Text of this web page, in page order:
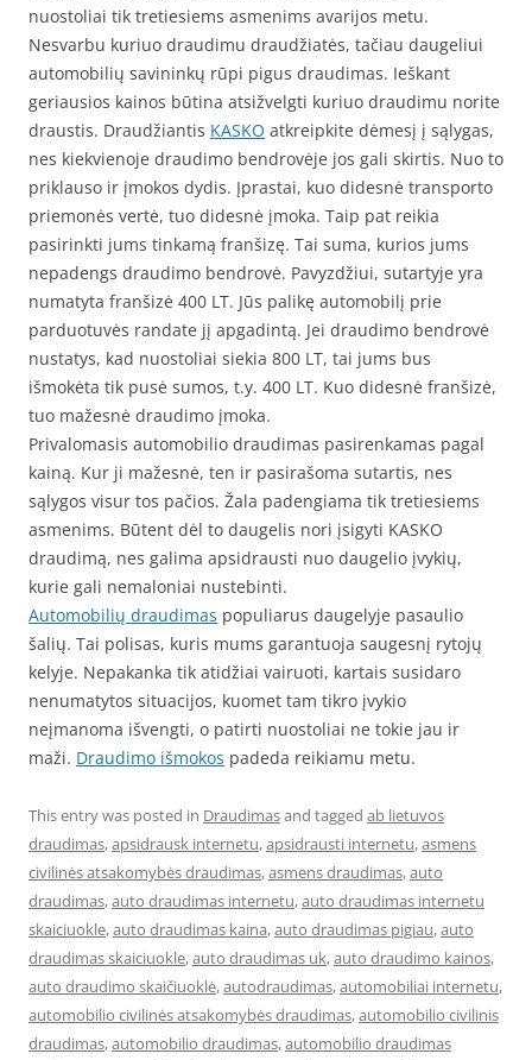
nuostoliai tik tretiesiems asmenims avarijos metu.
Nesvarbu kuriuo draudimu draudžiatės, tačiau daugeliui
automobilių savininkų rūpi pigus draudimas. Ieškant
geriausios kainos būtina atsižvelgti kuriuo draudimu norite
draustis. Draudžiantis KASKO atkreipkite dėmesį į sąlygas,
nes kiekvienoje draudimo bendrovėje jos gali skirtis. Nuo to
priklauso ir įmokos dydis. Įprastai, kuo didesnė transporto
priemonės vertė, tuo didesnė įmoka. Taip pat reikia
pasirinkti jums tinkamą franšizę. Tai suma, kurios jums
nepadengs draudimo bendrovė. Pavyzdžiui, sutartyje yra
numatyta franšizė 400 LT. Jūs palikę automobilį prie
parduotuvės randate jį apgadintą. Jei draudimo bendrovė
nustatys, kad nuostoliai siekia 800 LT, tai jums bus
išmokėta tik pusė sumos, t.y. 400 LT. Kuo didesnė franšizė,
tuo mažesnė draudimo įmoka.
Privalomasis automobilio draudimas pasirenkamas pagal
kainą. Kur ji mažesnė, ten ir pasirašoma sutartis, nes
sąlygos visur tos pačios. Žala padengiama tik tretiesiems
asmenims. Būtent dėl to daugelis nori įsigyti KASKO
draudimą, nes galima apsidrausti nuo daugelio įvykių,
kurie gali nemaloniai nustebinti.
Automobilių draudimas populiarus daugelyje pasaulio
šalių. Tai polisas, kuris mums garantuoja saugesnį rytojų
kelyje. Nepakanka tik atidžiai vairuoti, kartais susidaro
nenumatytos situacijos, kuomet tam tikro įvykio
neįmanoma išvengti, o patirti nuostoliai ne tokie jau ir
maži. Draudimo išmokos padeda reikiamu metu.
This entry was posted in Draudimasand tagged ab lietuvos
draudimas,apsidrausk internetu,apsidrausti internetu,asmens
civilinės atsakomybės draudimas,asmens draudimas,auto
draudimas,auto draudimas internetu,auto draudimas internetu
skaiciuokle,auto draudimas kaina,auto draudimas pigiau,auto
draudimas skaiciuokle,auto draudimas uk,auto draudimo kainos,
auto draudimo skaičiuoklė,autodraudimas,automobiliai internetu,
automobilio civilinės atsakomybės draudimas,automobilio civilinis
draudimas,automobilio draudimas,automobilio draudimas